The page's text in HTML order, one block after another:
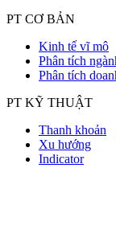
PT CƠ BẢN
Kinh tế vĩ mô
Phân tích
Phân tích
PT KỸ THUẬT
Thanh khoản
Xu hướng
Indicator